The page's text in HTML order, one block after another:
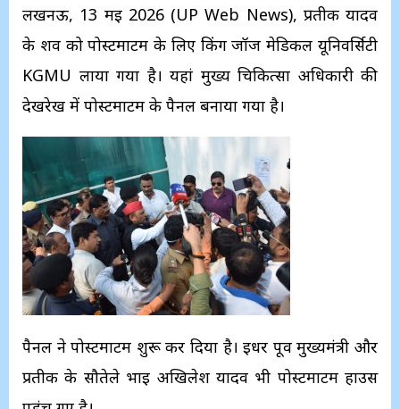
लखनऊ, 13 मई 2026 (UP Web News), प्रतीक यादव
के शव को पोस्टमार्टम के लिए किंग जॉर्ज मेडिकल यूनिवर्सिटी
KGMU लाया गया है। यहां मुख्य चिकित्सा अधिकारी की
देखरेख में पोस्टमार्टम के पैनल बनाया गया है।
पैनल ने पोस्टमार्टम शुरू कर दिया है। इधर पूर्व मुख्यमंत्री और
प्रतीक के सौतेले भाई अखिलेश यादव भी पोस्टमार्टम हाउस